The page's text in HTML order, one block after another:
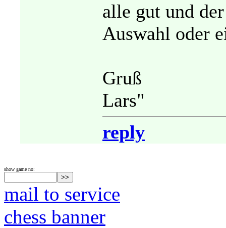
alle gut und
Auswahl oder
Gruß
Lars"
reply
show game no:
mail to service
chess banner